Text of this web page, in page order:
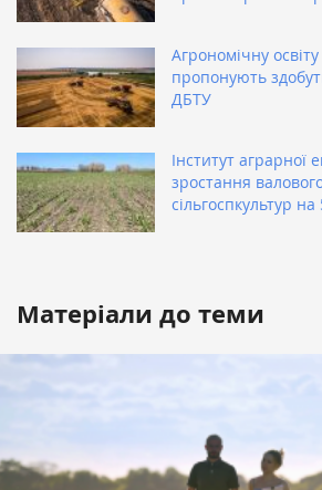
Агрономічну
пропонують
ДБТУ
Інститут аграрної
зростання
сільгоспкультур на
Матеріали до теми